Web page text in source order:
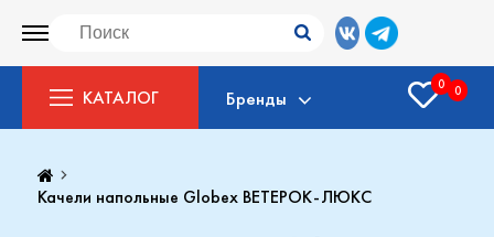
КАТАЛОГ Бренды
0 0
Качели напольные Globex ВЕТЕРОК-ЛЮКС